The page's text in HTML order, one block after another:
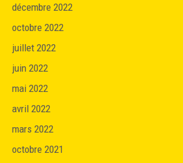
décembre 2022
octobre 2022
juillet 2022
juin 2022
mai 2022
avril 2022
mars 2022
octobre 2021